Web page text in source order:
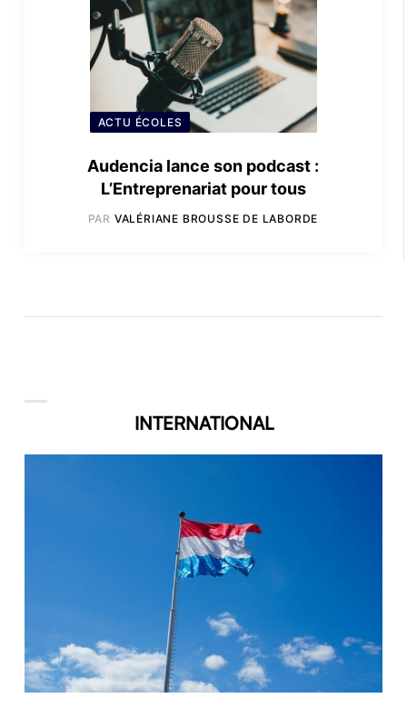
ACTU ÉCOLES
Audencia lance son podcast :
L’Entreprenariat pour tous
PAR VALÉRIANE BROUSSE DE LABORDE
INTERNATIONAL